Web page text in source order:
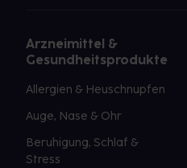
Arzneimittel &
Gesundheitsprodukte
Allergien & Heuschnupfen
Auge, Nase & Ohr
Beruhigung, Schlaf &
Stress